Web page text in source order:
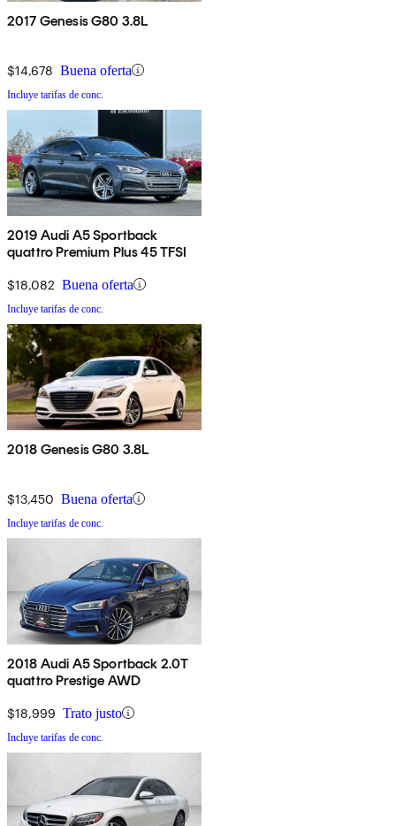
2017 Genesis G80 3.8L
$14,678 Buena oferta
Incluye tarifas de conc.
2019 Audi A5 Sportback
quattro Premium Plus 45 TFSI
$18,082 Buena oferta
Incluye tarifas de conc.
2018 Genesis G80 3.8L
$13,450 Buena oferta
Incluye tarifas de conc.
2018 Audi A5 Sportback 2.0T
quattro Prestige AWD
$18,999 Trato justo
Incluye tarifas de conc.